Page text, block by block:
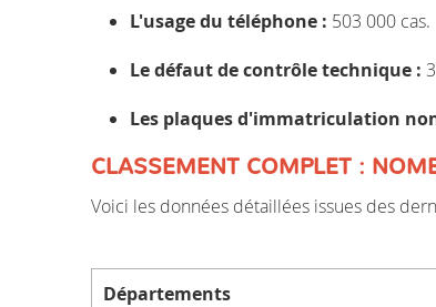
L'usage du téléphone : 503 000 cas.
Le défaut de contrôle technique :
Les plaques d'immatriculation
CLASSEMENT COMPLET :
Voici les données détaillées issues des
Départements